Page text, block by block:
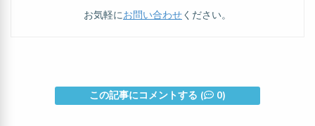
お気軽にお問い合わせください。
この記事にコメントする ( 0)